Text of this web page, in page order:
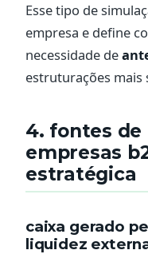
Esse tipo de
empresa e define
necessidade de
estruturações mais
4. fontes de
empresas
estratégica
caixa gerado
liquidez